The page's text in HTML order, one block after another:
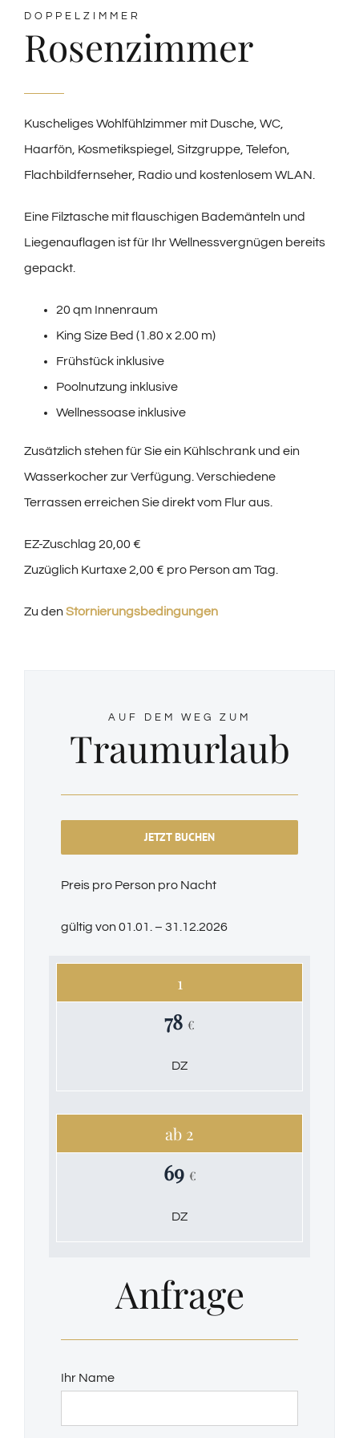
DOPPELZIMMER
Rosenzimmer
Kuscheliges Wohlfühlzimmer mit Dusche, WC,
Haarfön, Kosmetikspiegel, Sitzgruppe, Telefon,
Flachbildfernseher, Radio und kostenlosem WLAN.
Eine Filztasche mit flauschigen Bademänteln und
Liegenauflagen ist für Ihr Wellnessvergnügen bereits
gepackt.
20 qm Innenraum
King Size Bed (1.80 x 2.00 m)
Frühstück inklusive
Poolnutzung inklusive
Wellnessoase inklusive
Zusätzlich stehen für Sie ein Kühlschrank und ein
Wasserkocher zur Verfügung. Verschiedene
Terrassen erreichen Sie direkt vom Flur aus.
EZ-Zuschlag 20,00 €
Zuzüglich Kurtaxe 2,00 € pro Person am Tag.
Zu den Stornierungsbedingungen
AUF DEM WEG ZUM
Traumurlaub
JETZT BUCHEN
Preis pro Person pro Nacht
gültig von 01.01. – 31.12.2026
1
78 €
DZ
ab 2
69 €
DZ
Anfrage
Ihr Name